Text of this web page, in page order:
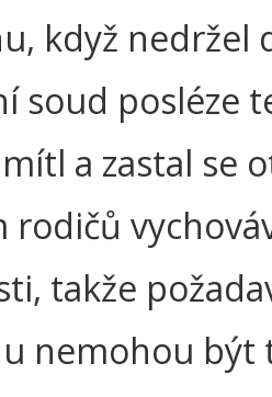
když nedržel
soud posléze
a zastal se
rodičů
takže
nemohou být